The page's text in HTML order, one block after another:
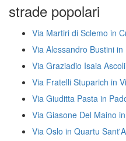
strade popolari
Via Martiri di Sclemo in
Via Alessandro Bustini in
Via Graziadio Isaia
Via Fratelli Stuparich in
Via Giuditta Pasta in
Via Giasone Del Maino
Via Oslo in Quartu